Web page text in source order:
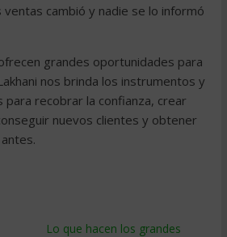
ventas cambió y nadie se lo informó
grandes oportunidades para
nos brinda los instrumentos y
para recobrar la confianza, crear
nuevos clientes y obtener
Lo que hacen los grandes